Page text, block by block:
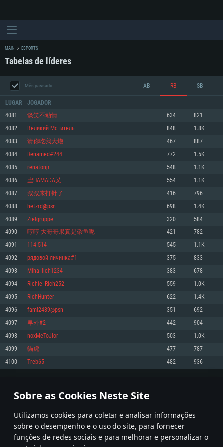
Sobre as Cookies Neste Site
Utilizamos cookies para coletar e analisar informações
sobre o desempenho e o uso do site, para fornecer
funções de redes sociais e para melhorar e personalizar o
REQUERIMENTOS DE SISTEMA
Mínimo
Sistema Operativo: Windows 10 (64 bit)
Processador: Dual-Core 2.2 GHz
Memória: 4GB
Placa Gráfica: Placa com DirectX 11: AMD Radeon 77XX / NVIDIA GeForce
GTX 660. Resolução mínima suportada: 720p
Network: Internet de banda larga.
Disco: 23,1 GB
Recomendado
superior, Radeon RX 570 ou superior
Disco: 75,9 GB
Mínimo
Sistema Operativo: Mac OS Big Sur 11.0 ou versão mais recente
Processador: Core i5 2.2GHz mínimo (Intel Xeon não suportado)
Memória: 6 GB
Placa Gráfica: Intel Iris Pro 5200 (Mac), equivalentes AMD/Nvidia para Mac.
Resolução mínima suportada: 720p com suporte Metal.
Network: Internet de banda larga.
Disco: 21,5 GB
Recomendado
Network: Internet de banda larga.
Mínimo
Sistema Operativo: Distribuições mais modernas do Linux de 64bit
Processador: Dual-Core 2.4 GHz
Memória: 4 GB
Placa Gráfica: NVIDIA 660 com os drivers mais recentes (não mais de 6
meses) / equivalentes AMD com os drivers mais recentes com suporte
Vulkan (não mais de 6 meses); Resolução mínima suportada: 720p.
Network: Internet de banda larga.
Disco: 21,5 GB
Recomendado
Sistema Operativo: Ubuntu 20.04 64bit
Processador: Intel Core i7
Memória: 16 GB
Placa Gráfica: NVIDIA 1060 com os drivers mais recentes (não mais de 6
meses) / equivalentes AMD (Radeon RX 570) com os drivers mais recentes
Network: Internet de banda larga.
MAIN ESPORTS
Tabelas de líderes
Mês passado AB RB SB
LUGAR JOGADOR
4081 谈笑不动情 634 821
4082 Великий Мститель 848 1.8K
4083 请你吃我大炮 467 887
4084 Renamed#244 772 1.5K
4085 renatonjr 548 1.1K
4086 亗HAMADA乂 554 1.1K
4087 叔叔来打针了 416 796
4088 hetzrd@psn 698 1.4K
4089 Zielgruppe 320 584
4090 哼哼 大哥哥果真是杂鱼呢 421 782
4091 114 514 545 1.1K
4092 рядовой личинка#1 375 833
4093 Miha_lich1234 383 678
4094 Richie_Rich252 559 1.0K
4095 RichHunter 622 1.4K
4096 faml2489@psn 351 692
4097 루카#2 442 904
4098 noxMeToJlor 503 1.0K
4099 貓虎 477 787
4100 Treb65 482 936